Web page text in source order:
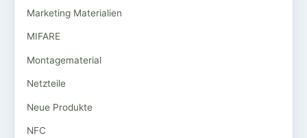
Marketing Materialien
MIFARE
Montagematerial
Netzteile
Neue Produkte
NFC